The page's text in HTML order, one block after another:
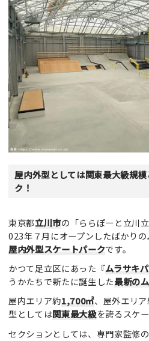
屋内外型としては関東最大級規
ク！
東京都立川市の「ららぽーと立川
023年７月にオープンしたばかり
屋内外型スケートパークです。
かつて足立区にあった『ムラサキ
うかたちで新たに誕生した最新の
屋内エリア約1,700㎡、屋外エリ
型としては関東最大級を誇るスケ
セクションとしては、専門家監修